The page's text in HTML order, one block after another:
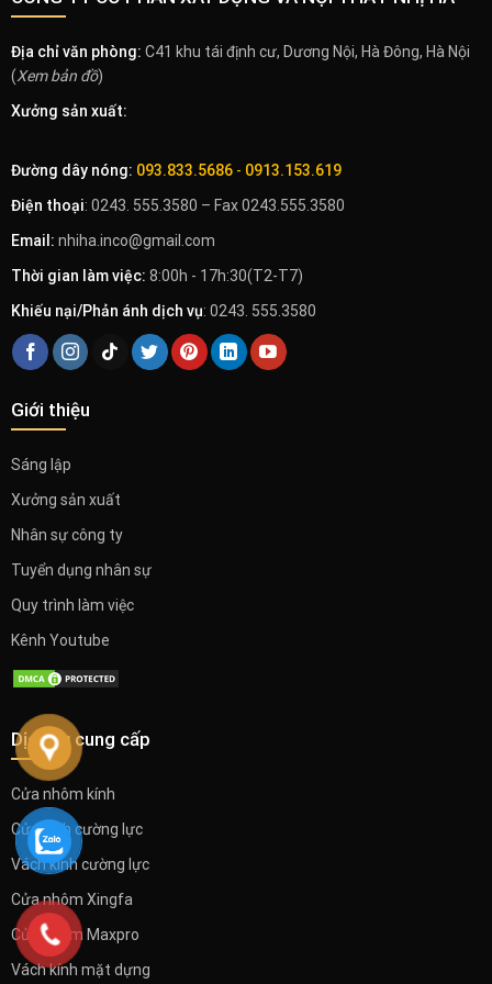
Địa chỉ văn phòng: C41 khu tái định cư, Dương Nội, Hà Đông, Hà Nội
(Xem bản đồ)
Xưởng sản xuất:
Đường dây nóng: 093.833.5686- 0913.153.619
Điện thoại: 0243. 555.3580 – Fax 0243.555.3580
Email: nhiha.inco@gmail.com
Thời gian làm việc: 8:00h - 17h:30(T2-T7)
Khiếu nại/Phản ánh dịch vụ: 0243. 555.3580
Giới thiệu
Sáng lập
Xưởng sản xuất
Nhân sự công ty
Tuyển dụng nhân sự
Quy trình làm việc
Kênh Youtube
Dịch vụ cung cấp
Cửa nhôm kính
Cửa kính cường lực
Vách kính cường lực
Cửa nhôm Xingfa
Cửa nhôm Maxpro
Vách kính mặt dựng